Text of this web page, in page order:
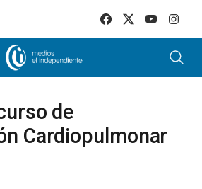
de
Cardiopulmonar